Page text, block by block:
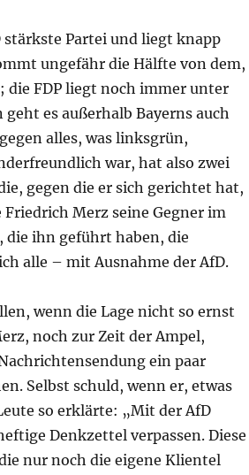
Partei und liegt knapp
ungefähr die Hälfte von dem,
die FDP liegt noch immer unter
es außerhalb Bayerns auch
alles, was linksgrün,
war, hat also zwei
gegen die er sich gerichtet hat,
Merz seine Gegner im
die ihn geführt haben, die
alle – mit Ausnahme der AfD.
wenn die Lage nicht so ernst
noch zur Zeit der Ampel,
ein paar
Selbst schuld, wenn er, etwas
so erklärte: „Mit der AfD
Denkzettel verpassen. Diese
nur noch die eigene Klientel